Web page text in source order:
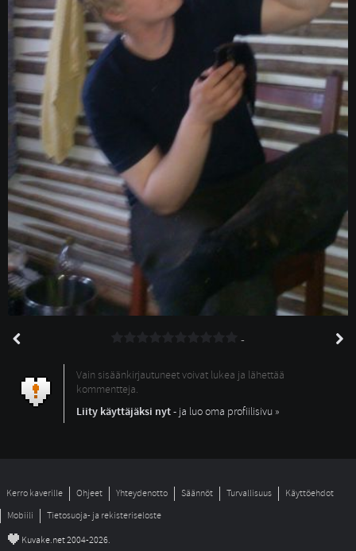
-
Vain sisäänkirjautuneet voivat lukea ja lähettää
kommentteja.
Liity käyttäjäksi nyt- ja luo oma profiilisivu »
Kerro kaverille Ohjeet Yhteydenotto Säännöt Turvallisuus
Käyttöehdot
Mobiili
Tietosuoja- ja rekisteriseloste
© Kuvake.net 2004-2026.